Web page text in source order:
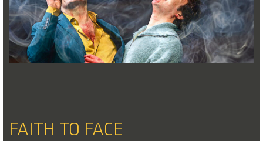
FAITH TO FACE